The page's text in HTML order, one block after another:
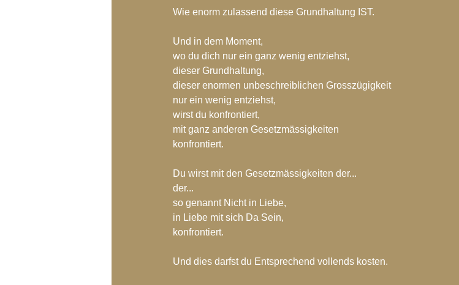
Wie enorm zulassend diese Grundhaltung IST.
Und in dem Moment,
wo du dich nur ein ganz wenig entziehst,
dieser Grundhaltung,
dieser enormen unbeschreiblichen Grosszügigkeit
nur ein wenig entziehst,
wirst du konfrontiert,
mit ganz anderen Gesetzmässigkeiten
konfrontiert.
Du wirst mit den Gesetzmässigkeiten der...
der...
so genannt Nicht in Liebe,
in Liebe mit sich Da Sein,
konfrontiert.
Und dies darfst du Entsprechend vollends kosten.